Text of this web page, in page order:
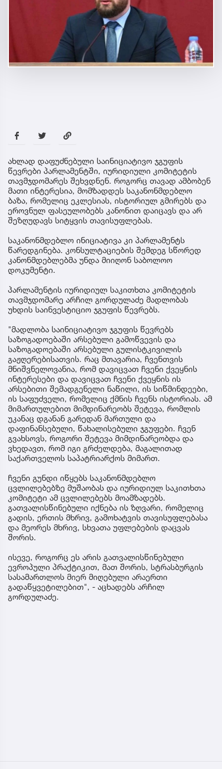
ახლად დაფუძნებული საინიციატივო ჯგუფის
წევრები პარლამენტში, იურიდიული კომიტეტის
თავმჯდომარეს შეხვდნენ. როგორც თავად ამბობენ
მათი ინტერესია, მომზადდეს საკანონმდებლო
ბაზა, რომელიც ეკლესიას, ისტორიულ გმირებს და
ეროვნულ ფასეულობებს კანონით დაიცავს და არ
შეზღუდავს სიტყვის თავისუფლებას.
საკანონმდებლო ინიციატივა კი პარლამენტს
წარედგინება. კონსულტაციების შემდეგ სწორედ
კანონმდებლებმა უნდა მიიღონ საბოლოო
დოკუმენტი.
პარლამენტის იურიდიულ საკითხთა კომიტეტის
თავმჯდომარე არჩილ გორდულაძე მადლობას
უხდის საინვესტიციო ჯგუფის წევრებს.
"მადლობა საინიციატივო ჯგუფის წევრებს
საზოგადოებაში არსებული გამოწვევის და
საზოგადოებაში არსებული გულისტკივილის
გაჟღერებისათვის. რაც მთავარია, ჩვენთვის
მნიშვნელოვანია, რომ დავიცვათ ჩვენი ქვეყნის
ინტერესები და დავიცვათ ჩვენი ქვეყნის ის
არსებითი შემადგენელი ნაწილი, ის სიწმინდეები,
ის საფუძველი, რომელიც ქმნის ჩვენს ისტორიას. ამ
მიმართულებით მიმდინარეობს შეტევა, რომლის
უკანაც დგანან გარედან მართული და
დაფინანსებული, წახალისებული ჯგუფები. ჩვენ
გვახსოვს, როგორი შეტევა მიმდინარეობდა და
ვხედავთ, რომ იგი გრძელდება, მაგალითად
საქართველოს საპატრიარქოს მიმართ.
ჩვენი გუნდი იწყებს საკანონმდებლო
ცვლილებებზე მუშაობას და იურიდიულ საკითხთა
კომიტეტი ამ ცვლილებებს მოამზადებს.
გათვალისწინებული იქნება ის ზღვარი, რომელიც
გადის, ერთის მხრივ, გამოხატვის თავისუფლებასა
და მეორეს მხრივ, სხვათა უფლებების დაცვას
შორის.
ისევე, როგორც ეს არის გათვალისწინებული
ევროპული პრაქტიკით, მათ შორის, სტრასბურგის
სასამართლოს მიერ მიღებული არაერთი
გადაწყვეტილებით", - აცხადებს არჩილ
გორდულაძე.